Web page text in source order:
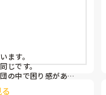
うすればうちの子
しまっているそう
ます。
じです。
の中で困り感がある
す。